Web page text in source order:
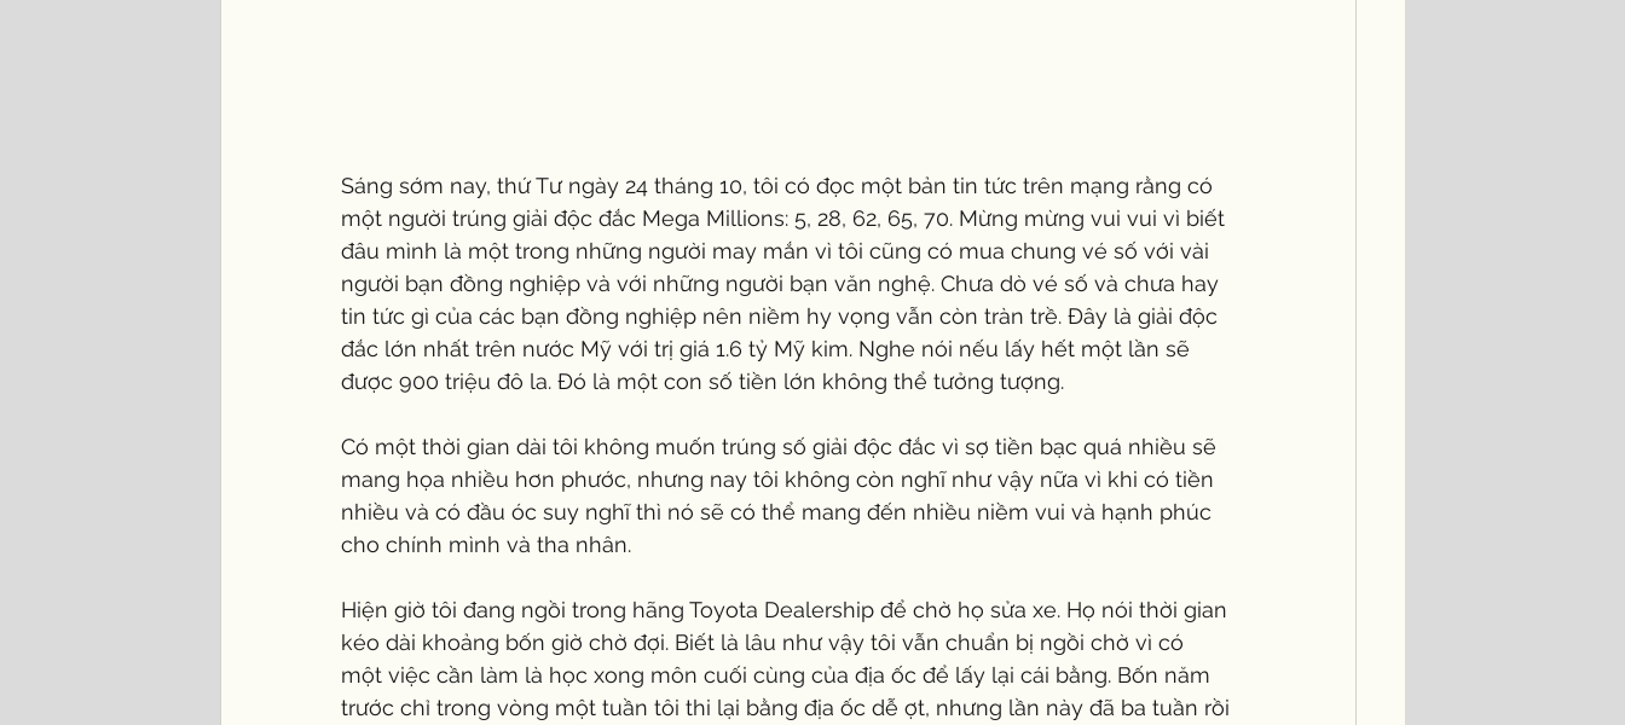
Sáng sớm nay, thứ Tư ngày 24 tháng 10, tôi có đọc một bản tin tức trên mạng rằng có
một người trúng giải độc đắc Mega Millions: 5, 28, 62, 65, 70. Mừng mừng vui vui vì biết
đâu mình là một trong những người may mắn vì tôi cũng có mua chung vé số với vài
người bạn đồng nghiệp và với những người bạn văn nghệ. Chưa dò vé số và chưa hay
tin tức gì của các bạn đồng nghiệp nên niềm hy vọng vẫn còn tràn trề. Đây là giải độc
đắc lớn nhất trên nước Mỹ với trị giá 1.6 tỷ Mỹ kim. Nghe nói nếu lấy hết một lần sẽ
được 900 triệu đô la. Đó là một con số tiền lớn không thể tưởng tượng.
Có một thời gian dài tôi không muốn trúng số giải độc đắc vì sợ tiền bạc quá nhiều sẽ
mang họa nhiều hơn phước, nhưng nay tôi không còn nghĩ như vậy nữa vì khi có tiền
nhiều và có đầu óc suy nghĩ thì nó sẽ có thể mang đến nhiều niềm vui và hạnh phúc
cho chính mình và tha nhân.
Hiện giờ tôi đang ngồi trong hãng Toyota Dealership để chờ họ sửa xe. Họ nói thời gian
kéo dài khoảng bốn giờ chờ đợi. Biết là lâu như vậy tôi vẫn chuẩn bị ngồi chờ vì có
một việc cần làm là học xong môn cuối cùng của địa ốc để lấy lại cái bằng. Bốn năm
trước chỉ trong vòng một tuần tôi thi lại bằng địa ốc dễ ợt, nhưng lần này đã ba tuần rồi